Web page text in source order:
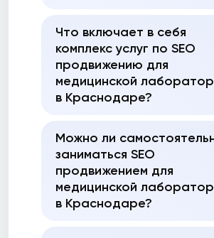
Что включает в себя
комплекс услуг по SEO
продвижению для
медицинской
в Краснодаре?
Можно ли
заниматься SEO
продвижением для
медицинской
в Краснодаре?